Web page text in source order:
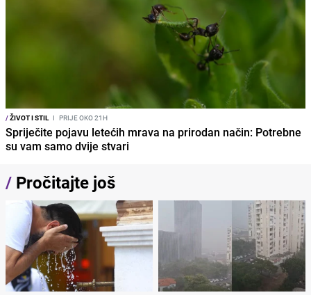
/ŽIVOT I STIL I PRIJE OKO 21H
Spriječite pojavu letećih mrava na prirodan način: Potrebne
su vam samo dvije stvari
/ Pročitajte još